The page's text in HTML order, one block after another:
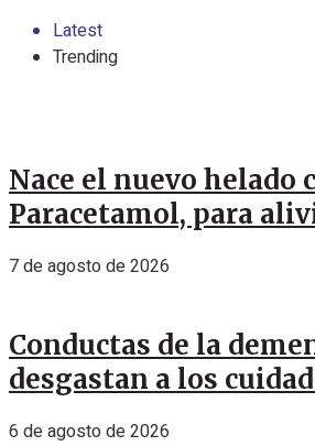
Latest
Trending
Nace el nuevo helado
Paracetamol, para
7 de agosto de 2026
Conductas de la
desgastan a los
6 de agosto de 2026